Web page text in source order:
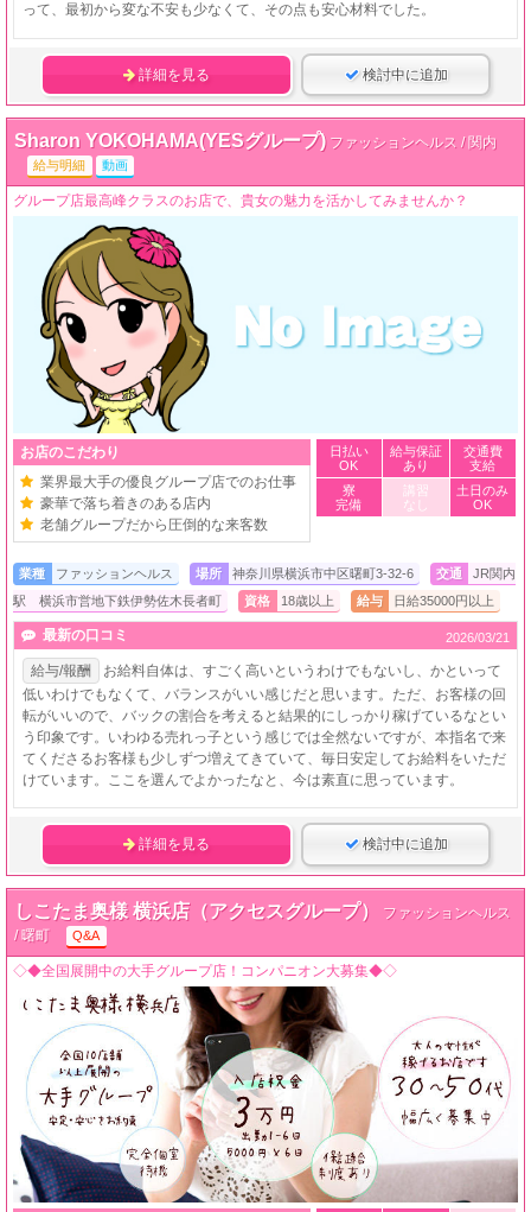
って、最初から変な不安も少なくて、その点も安心材料でした。
詳細を見る 検討中に追加
Sharon YOKOHAMA(YESグループ) ファッションヘルス / 関内
給与明細 動画
グループ店最高峰クラスのお店で、貴女の魅力を活かしてみませんか？
お店のこだわり
業界最大手の優良グループ店でのお仕事
豪華で落ち着きのある店内
老舗グループだから圧倒的な来客数
日払い
OK
給与保証
あり
交通費
支給
寮
完備
講習
なし
土日のみ
OK
業種 ファッションヘルス 場所 神奈川県横浜市中区曙町3-32-6 交通
JR関内
駅 横浜市営地下鉄伊勢佐木長者町
資格 18歳以上 給与 日給35000円以上
最新の口コミ 2026/03/21
給与/報酬
お給料自体は、すごく高いというわけでもないし、かといって
低いわけでもなくて、バランスがいい感じだと思います。ただ、お客様の回
転がいいので、バックの割合を考えると結果的にしっかり稼げているなとい
う印象です。いわゆる売れっ子という感じでは全然ないですが、本指名で来
てくださるお客様も少しずつ増えてきていて、毎日安定してお給料をいただ
けています。ここを選んでよかったなと、今は素直に思っています。
詳細を見る 検討中に追加
しこたま奥様 横浜店（アクセスグループ）
ファッションヘルス
/ 曙町
Q&A
◇◆全国展開中の大手グループ店！コンパニオン大募集◆◇